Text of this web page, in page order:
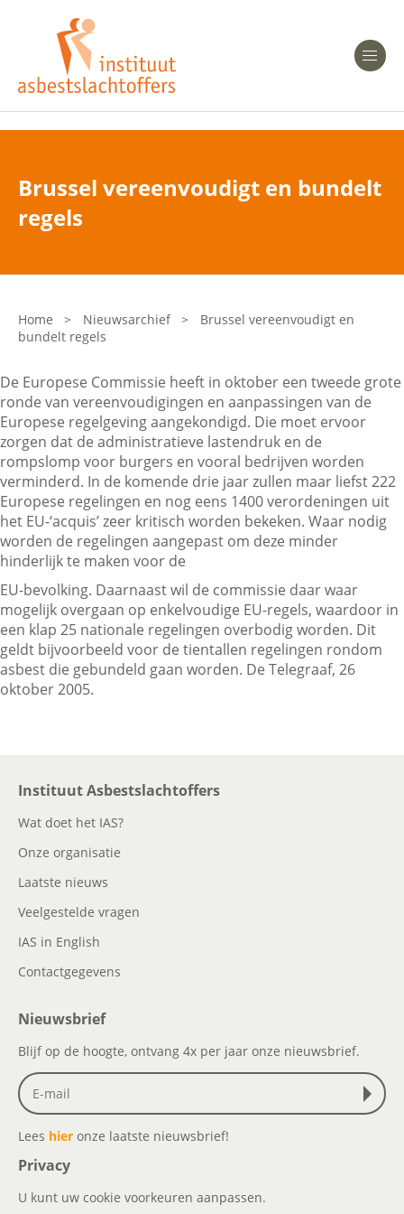
Heeft u Mesothelioom?
Heeft u Asbestose?
Bent u arts?
Asbest en Gezondheid
Laatste nieuws
Onze organisatie
Veelgestelde vragen
Contactgegevens
Zoeken
Brussel vereenvoudigt en bundelt
regels
Home > Nieuwsarchief >
Brussel vereenvoudigt en
bundelt regels
De Europese Commissie heeft in oktober een tweede grote
ronde van vereenvoudigingen en aanpassingen van de
Europese regelgeving aangekondigd. Die moet ervoor
zorgen dat de administratieve lastendruk en de
rompslomp voor burgers en vooral bedrijven worden
verminderd. In de komende drie jaar zullen maar liefst 222
Europese regelingen en nog eens 1400 verordeningen uit
het EU-‘acquis’ zeer kritisch worden bekeken. Waar nodig
worden de regelingen aangepast om deze minder
hinderlijk te maken voor de
EU-bevolking. Daarnaast wil de commissie daar waar
mogelijk overgaan op enkelvoudige EU-regels, waardoor in
een klap 25 nationale regelingen overbodig worden. Dit
geldt bijvoorbeeld voor de tientallen regelingen rondom
asbest die gebundeld gaan worden. De Telegraaf, 26
oktober 2005.
Instituut Asbestslachtoffers
Wat doet het IAS?
Onze organisatie
Laatste nieuws
Veelgestelde vragen
IAS in English
Contactgegevens
Nieuwsbrief
Blijf op de hoogte, ontvang 4x per jaar onze nieuwsbrief.
Lees hier onze laatste nieuwsbrief!
Privacy
U kunt uw cookie voorkeuren aanpassen.